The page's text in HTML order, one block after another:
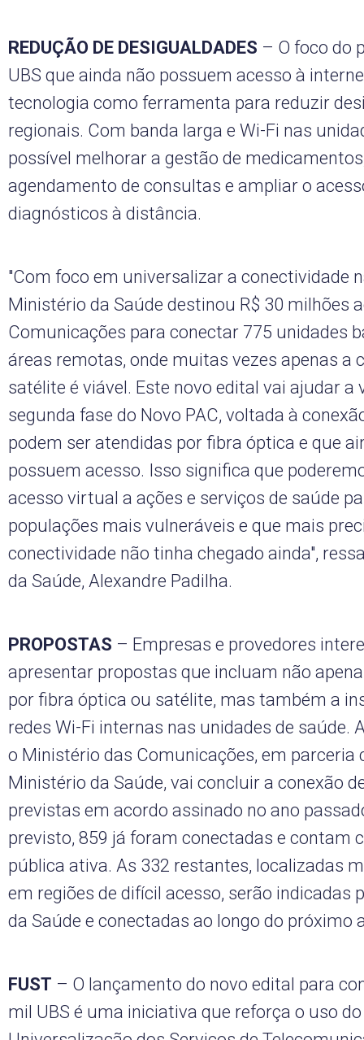
REDUÇÃO DE DESIGUALDADES – O foco do
UBS que ainda não possuem acesso à
tecnologia como ferramenta para reduzir
regionais. Com banda larga e Wi-Fi nas
possível melhorar a gestão de
agendamento de consultas e ampliar o
diagnósticos à distância.
"Com foco em universalizar a conectividade
Ministério da Saúde destinou R$ 30 milhões
Comunicações para conectar 775 unidades
áreas remotas, onde muitas vezes apenas a
satélite é viável. Este novo edital vai ajudar a
segunda fase do Novo PAC, voltada à
podem ser atendidas por fibra óptica e que
possuem acesso. Isso significa que
acesso virtual a ações e serviços de saúde
populações mais vulneráveis e que mais
conectividade não tinha chegado ainda",
da Saúde, Alexandre Padilha.
PROPOSTAS – Empresas e provedores
apresentar propostas que incluam não
por fibra óptica ou satélite, mas também a
redes Wi-Fi internas nas unidades de saúde.
o Ministério das Comunicações, em parceria
Ministério da Saúde, vai concluir a conexão
previstas em acordo assinado no ano
previsto, 859 já foram conectadas e contam
pública ativa. As 332 restantes, localizadas
em regiões de difícil acesso, serão indicadas
da Saúde e conectadas ao longo do próximo
FUST – O lançamento do novo edital para
mil UBS é uma iniciativa que reforça o uso